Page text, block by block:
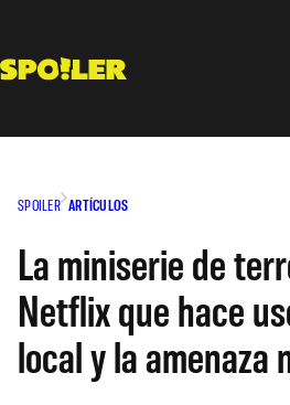
contenido
SPOILER ARTÍCULOS
La miniserie de
Netflix que hace
local y la amenaza